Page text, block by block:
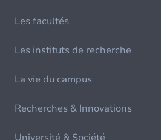
Les facultés
Les instituts de recherche
La vie du campus
Recherches & Innovations